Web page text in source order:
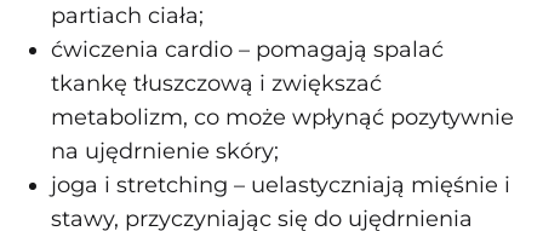
partiach ciała;
ćwiczenia cardio – pomagają spalać
tkankę tłuszczową i zwiększać
metabolizm, co może wpłynąć pozytywnie
na ujędrnienie skóry;
joga i stretching – uelastyczniają mięśnie i
stawy, przyczyniając się do ujędrnienia